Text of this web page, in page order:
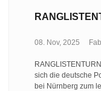
08. Nov, 2025
sich die deutsche
bei Nürnberg zum